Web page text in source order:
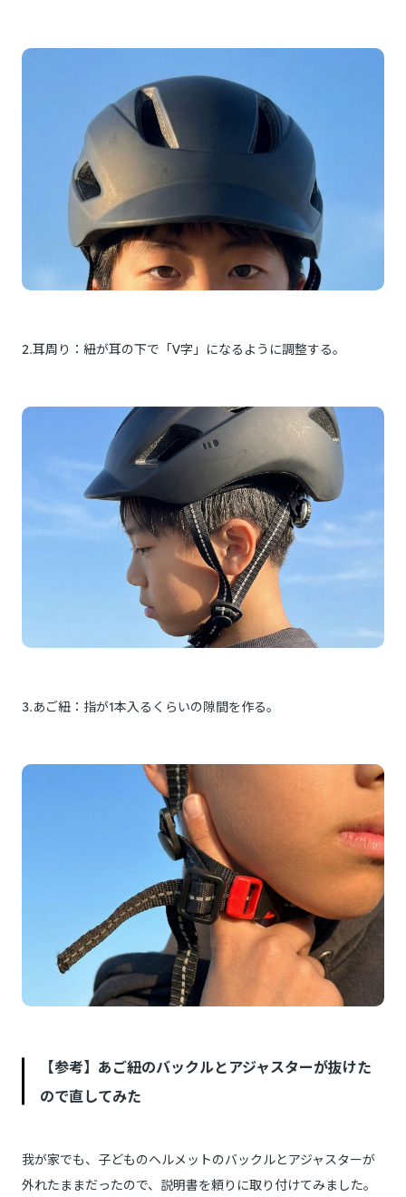
2.耳周り：紐が耳の下で「V字」になるように調整する。
3.あご紐：指が1本入るくらいの隙間を作る。
【参考】あご紐のバックルとアジャスターが抜けた
ので直してみた
我が家でも、子どものヘルメットのバックルとアジャスターが
外れたままだったので、説明書を頼りに取り付けてみました。